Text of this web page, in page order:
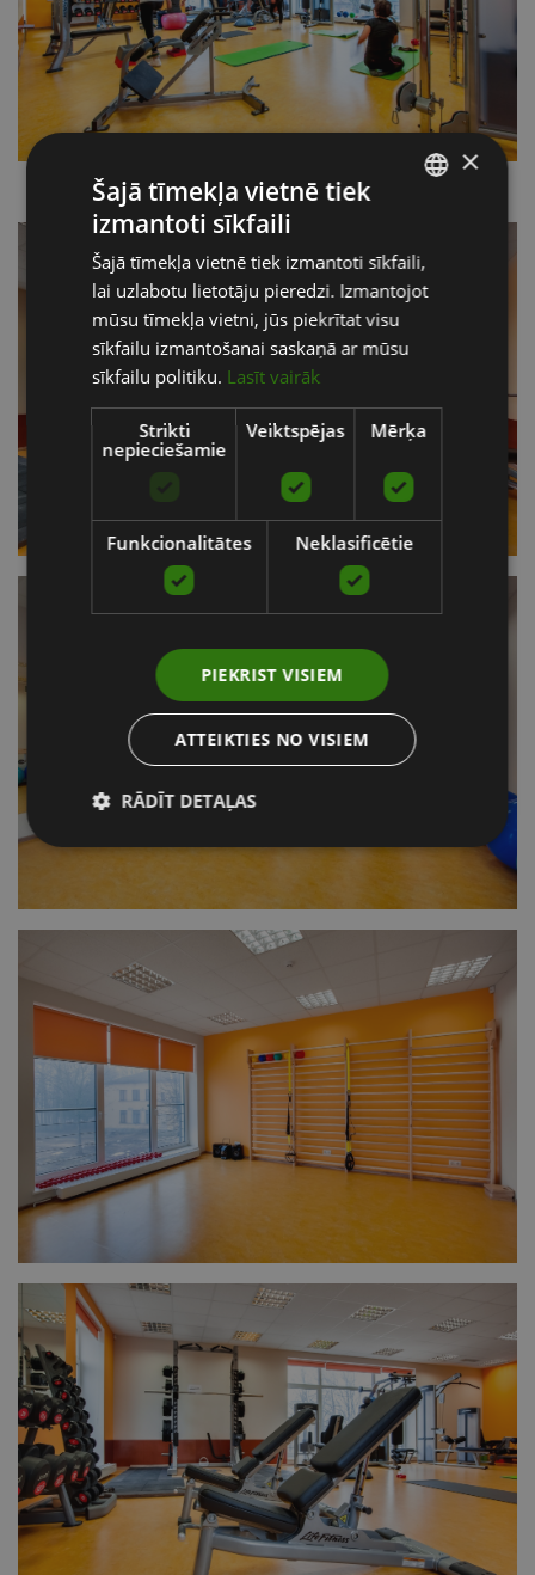
ENGLISH
RUSSIAN
×
Šajā tīmekļa vietnē tiek
izmantoti sīkfaili
Šajā tīmekļa vietnē tiek izmantoti sīkfaili,
lai uzlabotu lietotāju pieredzi. Izmantojot
mūsu tīmekļa vietni, jūs piekrītat visu
sīkfailu izmantošanai saskaņā ar mūsu
sīkfailu politiku. Lasīt vairāk
Strikti
nepieciešamie
Veiktspējas Mērķa
Funkcionalitātes Neklasificētie
PIEKRIST VISIEM
ATTEIKTIES NO VISIEM
RĀDĪT DETAĻAS